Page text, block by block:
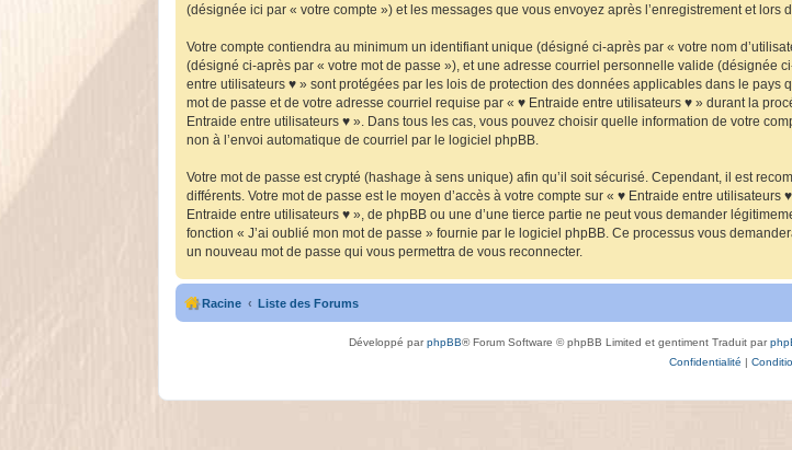
(désignée ici par « votre compte ») et les messages que vous envoyez après l’enregistrement et lors
Votre compte contiendra au minimum un identifiant unique (désigné ci-après par « votre nom
(désigné ci-après par « votre mot de passe »), et une adresse courriel personnelle valide (désignée
entre utilisateurs ♥ » sont protégées par les lois de protection des données applicables dans le pays
mot de passe et de votre adresse courriel requise par « ♥ Entraide entre utilisateurs ♥ » durant la
Entraide entre utilisateurs ♥ ». Dans tous les cas, vous pouvez choisir quelle information de votre
non à l’envoi automatique de courriel par le logiciel phpBB.
Votre mot de passe est crypté (hashage à sens unique) afin qu’il soit sécurisé. Cependant, il est
différents. Votre mot de passe est le moyen d’accès à votre compte sur « ♥ Entraide entre
Entraide entre utilisateurs ♥ », de phpBB ou une d’une tierce partie ne peut vous demander
fonction « J’ai oublié mon mot de passe » fournie par le logiciel phpBB. Ce processus vous
un nouveau mot de passe qui vous permettra de vous reconnecter.
Racine Liste des Forums
Développé parphpBB® Forum Software © phpBB Limited et gentiment Traduit par
Confidentialité |